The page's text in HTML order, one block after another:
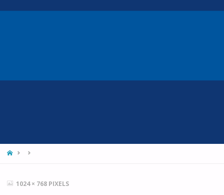
HOME
FULL1024 × 768 PIXELS